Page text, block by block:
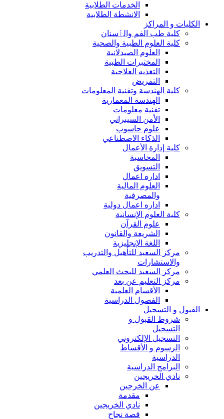
الخدمات الطلابية
الانشطة الطلابية
الكليات و المراكز
كلية طب الفم والٲسنان
كلية العلوم الطبية والصحية
العلوم الصيدلانية
المختبرات الطبية
التغذيه العلاجية
التمريض
كلية الهندسة وتقنية المعلومات
الهندسة المعمارية
تقنية معلومات
الأمن السيبراني
علوم حاسوب
الذكاء الاصطناعي
كلية إدارة الأعمال
المحاسبة
التسويق
اداره اعمال
العلوم المالية
والمصرفية
اداره اعمال دولية
كلية العلوم الإنسانية
علوم القرآن
الشريعة والقانون
اللغة الإنجليزية
مركز السعيد للتأهيل والتدريب
والاستشارات
مركز السعيد للبحث العلمي
مركز التعليم عن بعد
الأقسام العلمية
الفصول الدراسية
القبول و التسجيل
شروط القبول و
التسجيل
التسجيل الإلكتروني
الرسوم و الأقساط
الدراسية
البرامج الدراسية
نادي الخريجين
عن الخرجين
مقدمة
نادي الخريجين
قصة نجاح